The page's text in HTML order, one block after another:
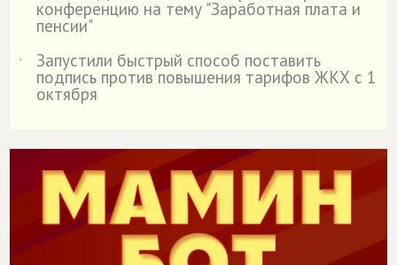
конференцию на тему "Заработная плата и
пенсии"
˙
Запустили быстрый способ поставить
подпись против повышения тарифов ЖКХ с 1
октября